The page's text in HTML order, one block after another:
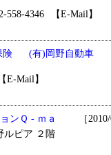
558-4346
【E-Mail】
険 (有)岡野自動車
【E-Mail】
ンＱ - ｍａ
［2010/
ルピア ２階